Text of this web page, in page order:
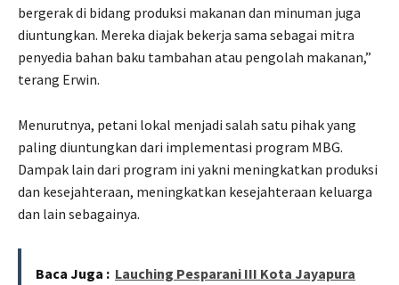
bergerak di bidang produksi makanan dan minuman juga
diuntungkan. Mereka diajak bekerja sama sebagai mitra
penyedia bahan baku tambahan atau pengolah makanan,”
terang Erwin.
Menurutnya, petani lokal menjadi salah satu pihak yang
paling diuntungkan dari implementasi program MBG.
Dampak lain dari program ini yakni meningkatkan produksi
dan kesejahteraan, meningkatkan kesejahteraan keluarga
dan lain sebagainya.
Baca Juga : Lauching Pesparani III Kota Jayapura